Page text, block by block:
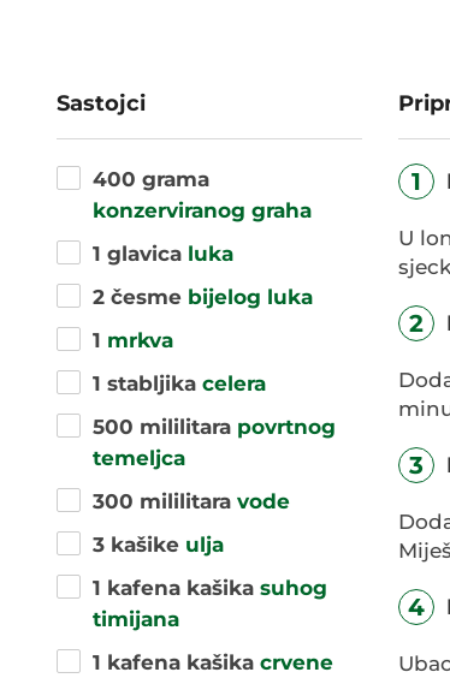
Sastojci
400 grama
konzerviranog graha
1 glavica luka
2 česme bijelog luka
1 mrkva
1 stabljika celera
500 mililitara povrtnog
temeljca
300 mililitara vode
3 kašike ulja
1 kafena kašika suhog
timijana
1 kafena kašika crvene
1
U
2
3
4